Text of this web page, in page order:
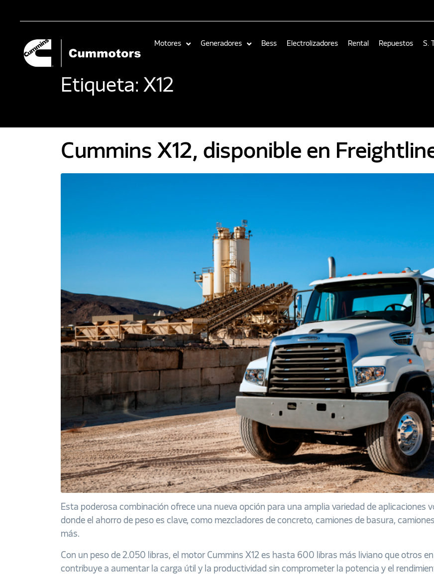
Motores Generadores Bess Electrolizadores Rental Repuestos S.
Etiqueta: X12
Cummins X12, disponible en
Esta poderosa combinación ofrece una nueva opción para una amplia variedad de aplicaciones
donde el ahorro de peso es clave, como mezcladores de concreto, camiones de basura,
más.
Con un peso de 2.050 libras, el motor Cummins X12 es hasta 600 libras más liviano que otros
contribuye a aumentar la carga útil y la productividad sin comprometer la potencia y el